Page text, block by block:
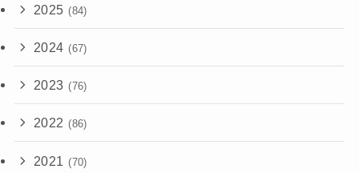
2025 (84)
2024 (67)
2023 (76)
2022 (86)
2021 (70)